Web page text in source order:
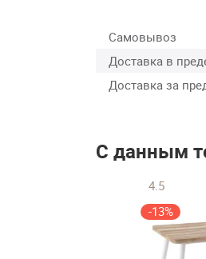
Самовывоз
Доставка в
Доставка за
С данным
4.5
-13%